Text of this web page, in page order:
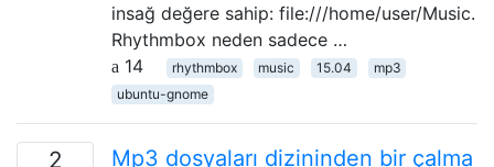
insağ değere sahip: file:///home/user/Music.
Rhythmbox neden sadece …
14
rhythmbox music 15.04
mp3
ubuntu-gnome
2 Mp3 dosyaları dizininden bir çalma